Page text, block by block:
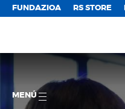
FUNDAZIOA RS STORE
MENÚ